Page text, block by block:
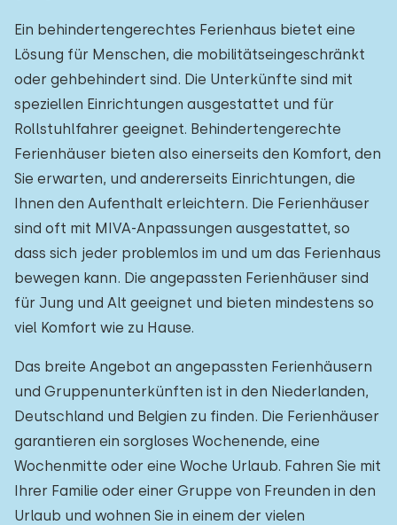
Ein behindertengerechtes Ferienhaus bietet eine
Lösung für Menschen, die mobilitätseingeschränkt
oder gehbehindert sind. Die Unterkünfte sind mit
speziellen Einrichtungen ausgestattet und für
Rollstuhlfahrer geeignet. Behindertengerechte
Ferienhäuser bieten also einerseits den Komfort, den
Sie erwarten, und andererseits Einrichtungen, die
Ihnen den Aufenthalt erleichtern. Die Ferienhäuser
sind oft mit MIVA-Anpassungen ausgestattet, so
dass sich jeder problemlos im und um das Ferienhaus
bewegen kann. Die angepassten Ferienhäuser sind
für Jung und Alt geeignet und bieten mindestens so
viel Komfort wie zu Hause.
Das breite Angebot an angepassten Ferienhäusern
und Gruppenunterkünften ist in den Niederlanden,
Deutschland und Belgien zu finden. Die Ferienhäuser
garantieren ein sorgloses Wochenende, eine
Wochenmitte oder eine Woche Urlaub. Fahren Sie mit
Ihrer Familie oder einer Gruppe von Freunden in den
Urlaub und wohnen Sie in einem der vielen